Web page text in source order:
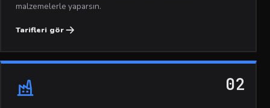
malzemelerle yaparsın.
Tarifleri gör
02